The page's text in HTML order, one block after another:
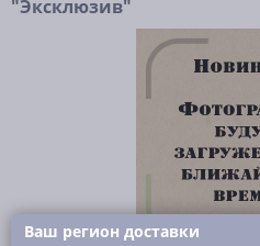
"Эксклюзив"
Ваш регион доставки